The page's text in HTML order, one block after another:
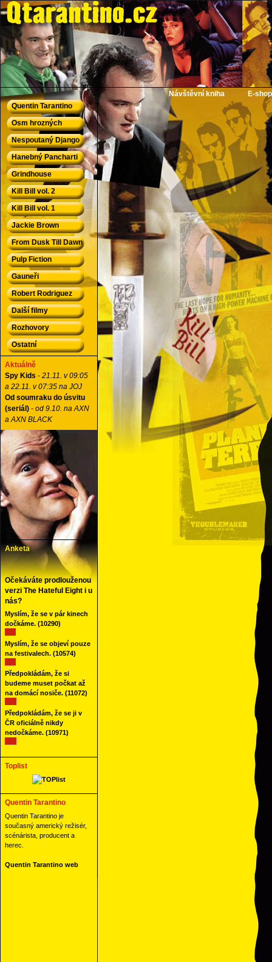
QTarantino.cz - Quentin Tarantino
Návštěvní kniha
E-shop
Quentin Tarantino
Osm hrozných
Nespoutaný Django
Hanebný Pancharti
Grindhouse
Kill Bill vol. 2
Kill Bill vol. 1
Jackie Brown
From Dusk Till Dawn
Pulp Fiction
Gauneři
Robert Rodriguez
Další filmy
Rozhovory
Ostatní
Aktuálně
Spy Kids - 21.11. v 09:05
a 22.11. v 07:35 na JOJ
Od soumraku do úsvitu
(seriál) - od 9.10. na AXN
a AXN BLACK
Anketa
Očekáváte prodlouženou
verzi The Hateful Eight i u
nás?
Myslím, že se v pár kinech
dočkáme. (10290)
Myslím, že se objeví pouze
na festivalech. (10574)
Předpokládám, že si
budeme muset počkat až
na domácí nosiče. (11072)
Předpokládám, že se ji v
ČR oficiálně nikdy
nedočkáme. (10971)
Toplist
Quentin Tarantino
Quentin Tarantino je
současný americký režisér,
scénárista, producent a
herec.
Quentin Tarantino web